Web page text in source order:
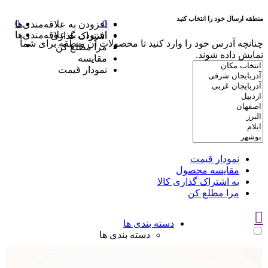
منطقه ارسال خود را انتخاب کنید
چنانچه آدرس خود را وارد کنید تا محصولات آن منطقه برای شما
نمایش داده شوند.
نمودار قیمت
مقایسه محصول
به اشتراک گذاری کالا
مرا مطلع کن
0
افزودن به علاقه‌مندی‌ها
0
دسته بندی ها
دسته بندی ها
افزودن به علاقه‌مندی‌ها
اشتراک گذاری
مرا مطلع کن
مقایسه
نمودار قیمت